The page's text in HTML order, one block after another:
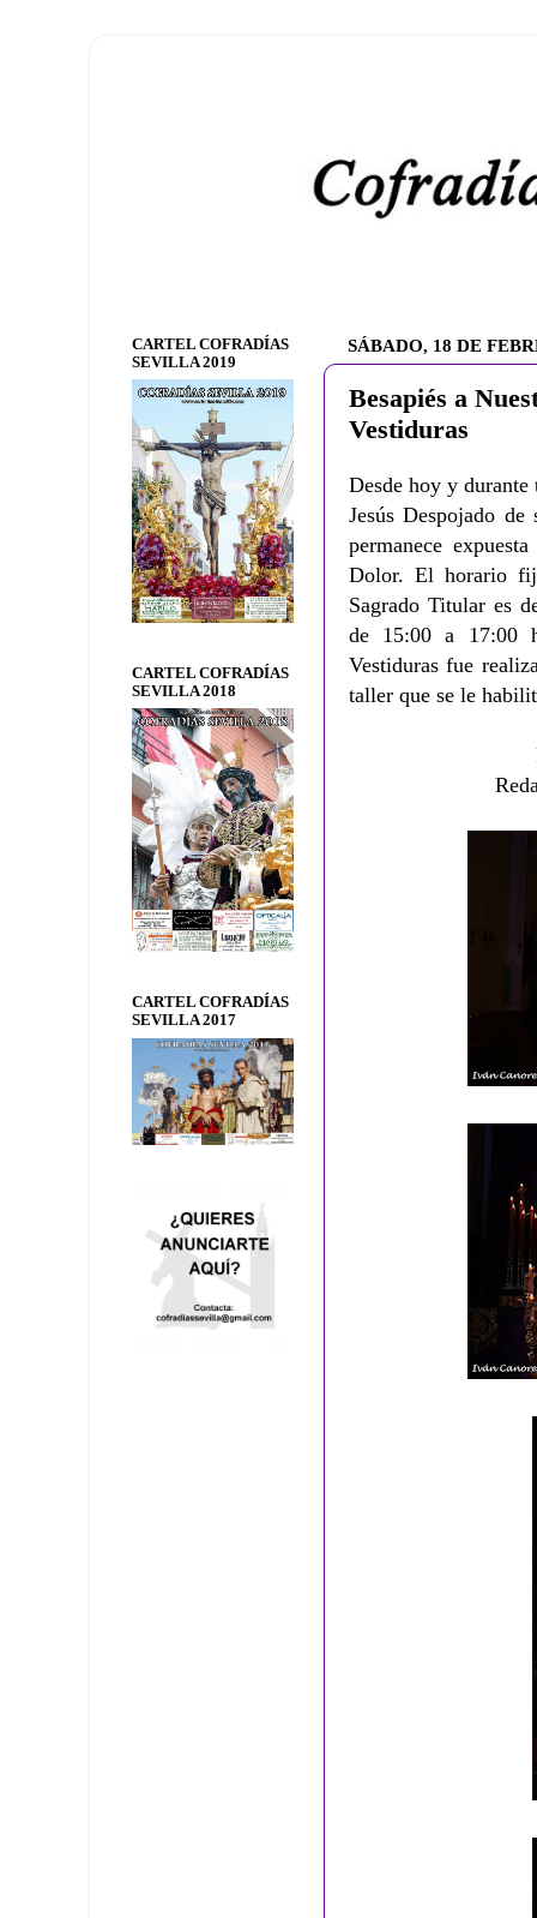
SÁBADO, 18 DE
Besapiés a
Vestiduras
Desde hoy y
Jesús Despojado de
permanece
Dolor. El horario
Sagrado Titular es
de 15:00 a 17:00
Vestiduras fue
taller que se le
CARTEL COFRADÍAS
SEVILLA 2019
CARTEL COFRADÍAS
SEVILLA 2018
CARTEL COFRADÍAS
SEVILLA 2017